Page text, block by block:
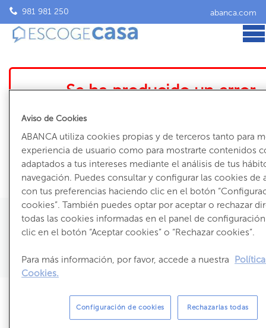
981 981 250 abanca.com
Se ha producido un error
El inmueble que intentas ver ya no está accesible
981 981 250
Sobre ABANCA Inmuebles
Simulador de cuotas
Aviso de Cookies
ABANCA utiliza cookies propias y de terceros tanto para
experiencia de usuario como para mostrarte contenidos
adaptados a tus intereses mediante el análisis de tus
navegación. Puedes consultar y configurar las cookies de
con tus preferencias haciendo clic en el botón
cookies”. También puedes optar por aceptar o rechazar
todas las cookies informadas en el panel de
clic en el botón “Aceptar cookies” o “Rechazar cookies”.
Para más información, por favor, accede a nuestra
Cookies.
Configuración de cookies Rechazarlas todas